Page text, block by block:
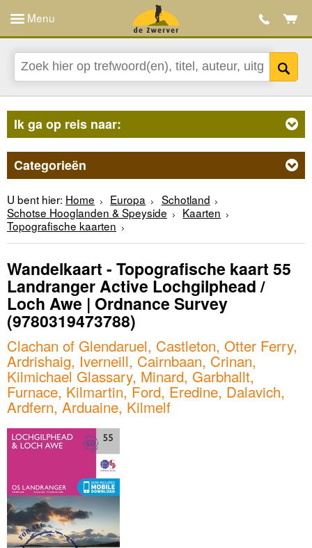
Menu
Ik ga op reis naar:
Categorieën
U bent hier: Home Europa
Schotland
Schotse Hooglanden & Speyside
Kaarten
Topografische kaarten
Wandelkaart - Topografische kaart 55
Landranger Active Lochgilphead /
Loch Awe | Ordnance Survey
(9780319473788)
Clachan of Glendaruel, Castleton, Otter Ferry,
Ardrishaig, Iverneill, Cairnbaan, Crinan,
Kilmichael Glassary, Minard, Garbhallt,
Furnace, Kilmartin, Ford, Eredine, Dalavich,
Ardfern, Arduaine, Kilmelf